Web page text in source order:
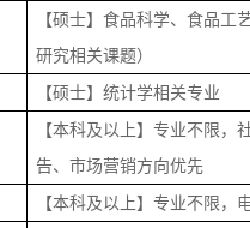
【硕士】食品科学、食品工
研究相关课题）
【硕士】统计学相关专业
【本科及以上】专业不限，
告、市场营销方向优先
【本科及以上】专业不限，